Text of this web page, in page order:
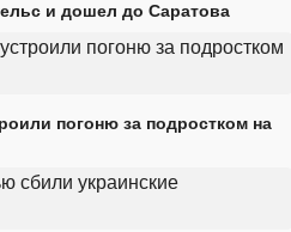
и дошел до Саратова
погоню за подростком на